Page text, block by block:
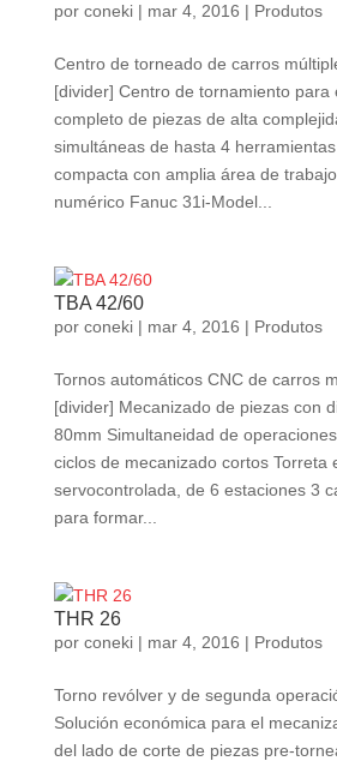
por coneki| mar 4, 2016 | Produtos
Centro de torneado de carros
[divider] Centro de tornamiento para
completo de piezas de alta
simultáneas de hasta 4
compacta con amplia área de
numérico Fanuc 31i-Model...
TBA 42/60
por coneki| mar 4, 2016 | Produtos
Tornos automáticos CNC de carros
[divider] Mecanizado de piezas con
80mm Simultaneidad de
ciclos de mecanizado cortos Torreta
servocontrolada, de 6 estaciones 3
para formar...
THR 26
por coneki| mar 4, 2016 | Produtos
Torno revólver y de segunda
Solución económica para el
del lado de corte de piezas pre-